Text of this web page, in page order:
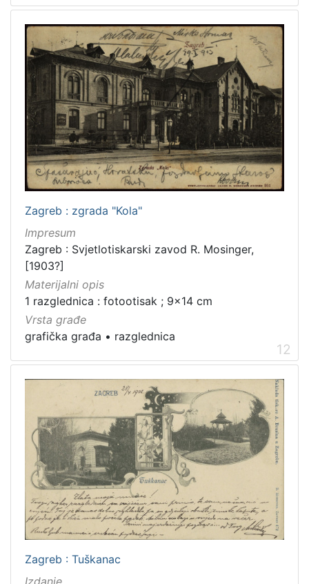
Zagreb : zgrada "Kola"
Impresum
Zagreb : Svjetlotiskarski zavod R. Mosinger,
[1903?]
Materijalni opis
1 razglednica : fotootisak ; 9x14 cm
Vrsta građe
grafička građa • razglednica
12
Zagreb : Tuškanac
Izdanje